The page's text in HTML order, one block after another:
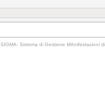
SIGMA: Sistema di Gestione MAnifestazioni